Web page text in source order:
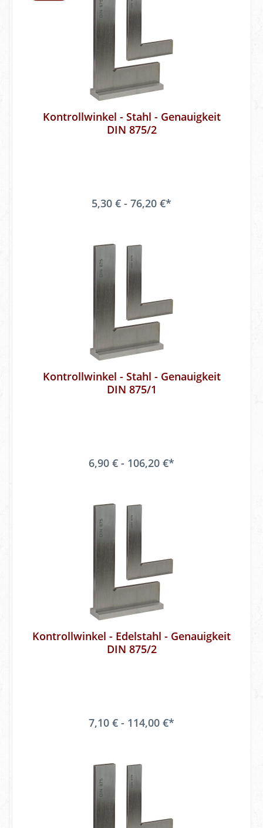
Kontrollwinkel - Stahl - Genauigkeit
DIN 875/2
5,30 € - 76,20 €*
Kontrollwinkel - Stahl - Genauigkeit
DIN 875/1
6,90 € - 106,20 €*
Kontrollwinkel - Edelstahl - Genauigkeit
DIN 875/2
7,10 € - 114,00 €*